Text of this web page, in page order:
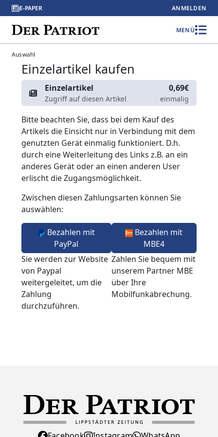
E-PAPER ANMELDEN
MENÜ
Auswahl
Einzelartikel kaufen
Einzelartikel
Zugriff auf diesen Artikel
0,69€
einmalig
Bitte beachten Sie, dass bei dem Kauf des
Artikels die Einsicht nur in Verbindung mit dem
genutzten Gerät einmalig funktioniert. D.h.
durch eine Weiterleitung des Links z.B. an ein
anderes Gerät oder an einen anderen User
erlischt die Zugangsmöglichkeit.
Zwischen diesen Zahlungsarten können Sie
auswählen:
Bezahlen mit
PayPal
Sie werden zur Website
von Paypal
weitergeleitet, um die
Zahlung
durchzuführen.
Bezahlen mit
MBE4
Zahlen Sie bequem mit
unserem Partner MBE
über Ihre
Mobilfunkabrechung.